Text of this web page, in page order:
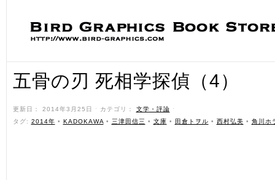
五骨の刃 死相学探偵（4）
更新日： 2014年3月25日 ˑ カテゴリ： 文学・評論 ˑ
タグ: 2014年 • KADOKAWA • 三津田信三 • 文庫 • 田倉トヲル • 西村弘美 • 角川ホ